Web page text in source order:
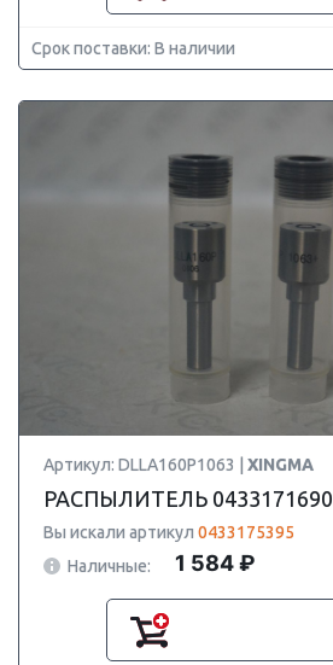
Срок поставки: В наличии
Артикул: DLLA160P1063 | XINGMA
РАСПЫЛИТЕЛЬ 0433171690
Вы искали артикул 0433175395
Наличные:
1 584 ₽